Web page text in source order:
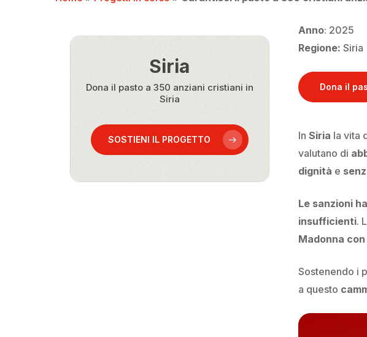
Siria
Dona il pasto a 350 anziani cristiani in
Siria
SOSTIENI IL PROGETTO
Anno: 2025
Regione: Siria
Dona il
In Siria la vita
valutano di
dignità e
Le sanzioni
insufficienti.
Madonna
Sostenendo i
a questo